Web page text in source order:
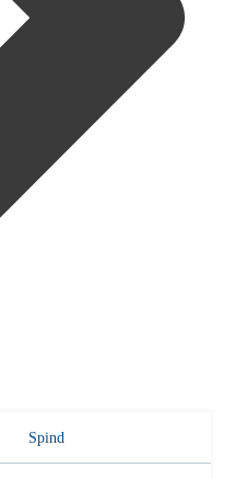
Spind